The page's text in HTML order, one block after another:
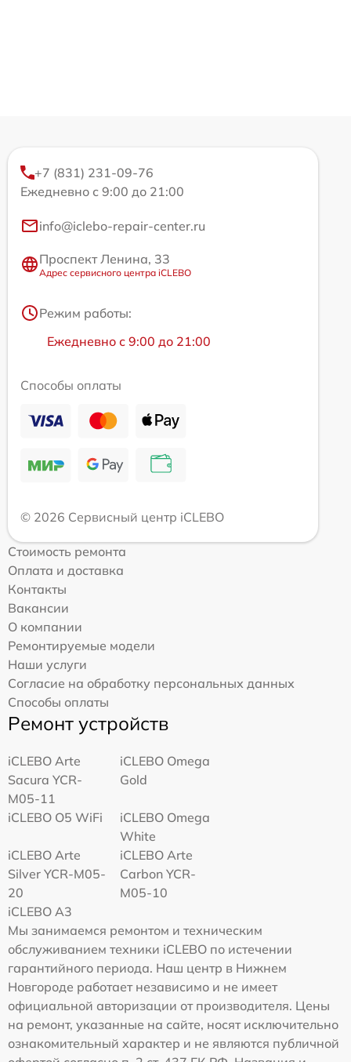
+7 (831) 231-09-76
Ежедневно с 9:00 до 21:00
info@iclebo-repair-center.ru
Проспект Ленина, 33
Адрес сервисного центра iCLEBO
Режим работы:
Ежедневно с 9:00 до 21:00
Способы оплаты
© 2026 Сервисный центр iCLEBO
Стоимость ремонта
Оплата и доставка
Контакты
Вакансии
О компании
Ремонтируемые модели
Наши услуги
Согласие на обработку персональных данных
Способы оплаты
Ремонт устройств
iCLEBO Arte
Sacura YCR-
M05-11
iCLEBO Omega
Gold
iCLEBO O5 WiFi
iCLEBO Omega
White
iCLEBO Arte
Silver YCR-M05-
20
iCLEBO Arte
Carbon YCR-
M05-10
iCLEBO A3
Мы занимаемся ремонтом и техническим
обслуживанием техники iCLEBO по истечении
гарантийного периода. Наш центр в Нижнем
Новгороде работает независимо и не имеет
официальной авторизации от производителя. Цены
на ремонт, указанные на сайте, носят исключительно
ознакомительный характер и не являются публичной